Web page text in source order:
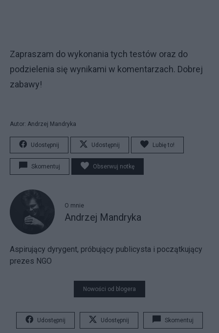
Zapraszam do wykonania tych testów oraz do
podzielenia się wynikami w komentarzach. Dobrej
zabawy!
Autor: Andrzej Mandryka
Udostępnij Udostępnij Lubię to!
Skomentuj Obserwuj notkę
O mnie
Andrzej Mandryka
Aspirujący dyrygent, próbujący publicysta i początkujący
prezes NGO
Nowości od blogera
Udostępnij Udostępnij Skomentuj